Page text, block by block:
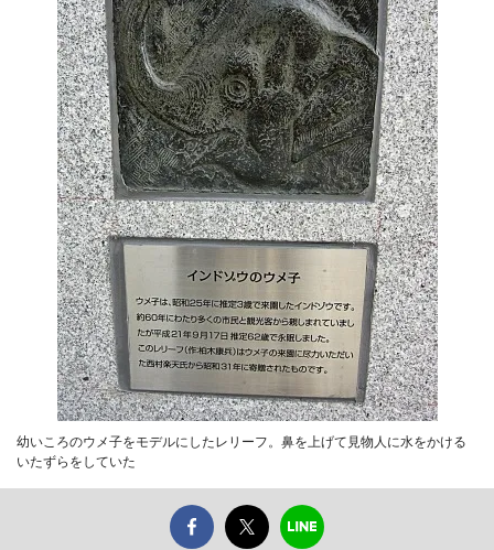
幼いころのウメ子をモデルにしたレリーフ。鼻を上げて見物人に水をかける
いたずらをしていた